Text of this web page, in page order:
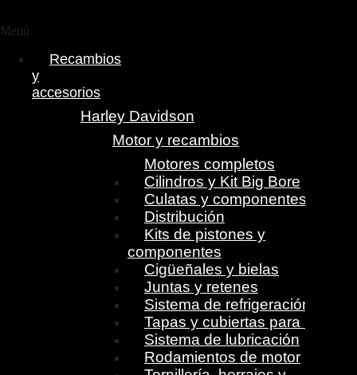
Menú
Recambios
y
accesorios
Harley Davidson
Motor y recambios
Motores completos
Cilindros y Kit Big Bore
Culatas y componentes
Distribución
Kits de pistones y
componentes
Cigüeñales y bielas
Juntas y retenes
Sistema de refrigeración
Tapas y cubiertas para motor
Sistema de lubricación
Rodamientos de motor